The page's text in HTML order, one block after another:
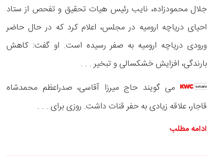
جلال محمودزاده، نایب رئیس هیات تحقیق و تفحص از ستاد
احیای دریاچه ارومیه در مجلس، اعلام کرد که در حال حاضر
ورودی دریاچه ارومیه به صفر رسیده است. او گفت: کاهش
بارندگی، افزایش خشکسالی‌ و تبخیر . . .
می گویند حاج میرزا آقاسی، صدراعظم محمدشاه
قاجار، علاقه زیادی به حفر قنات داشت. روزی برای . . .
ادامه مطلب